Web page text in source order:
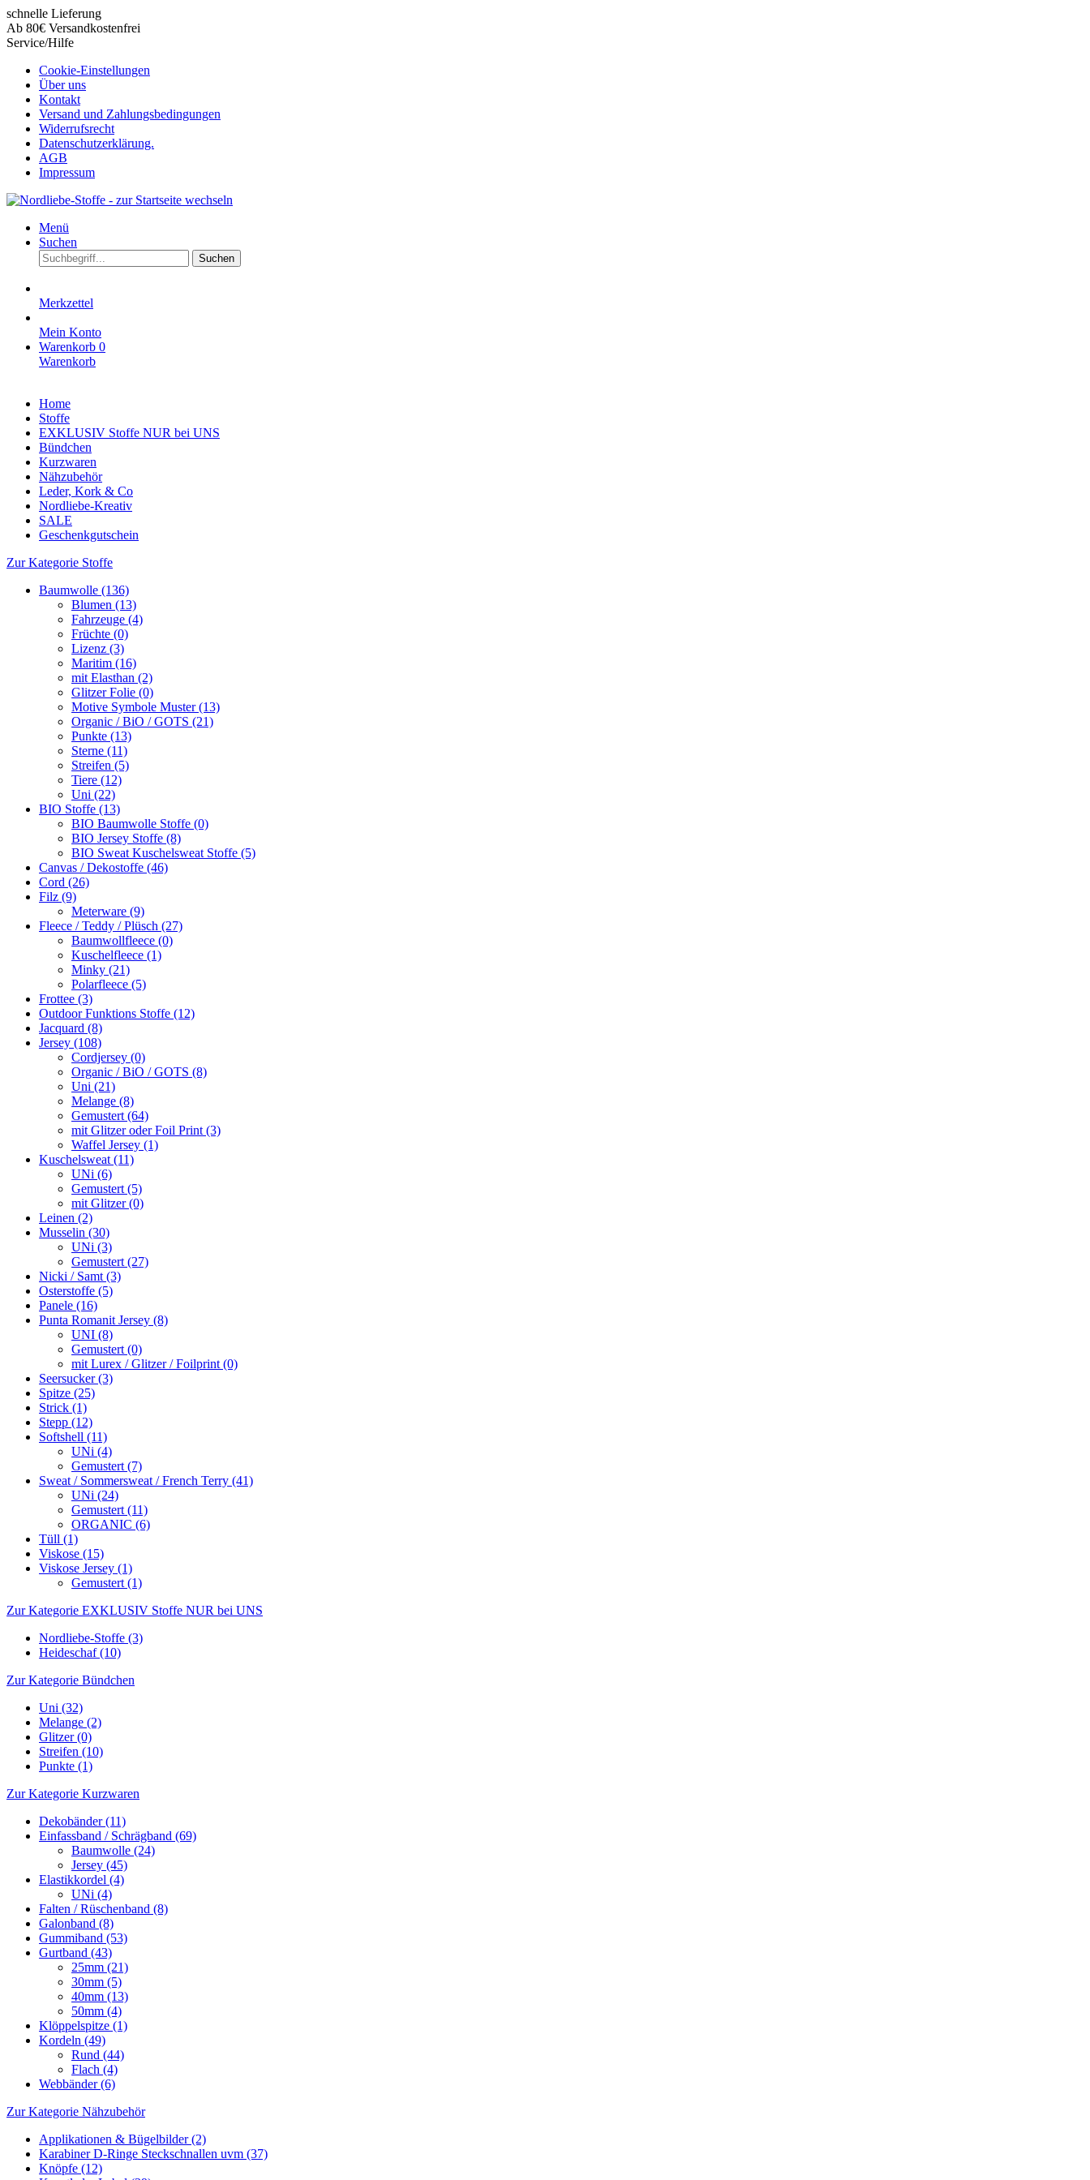
schnelle Lieferung
Ab 80€ Versandkostenfrei
Service/Hilfe
Cookie-Einstellungen
Über uns
Kontakt
Versand und Zahlungsbedingungen
Widerrufsrecht
Datenschutzerklärung.
AGB
Impressum
Menü
Suchen
Suchen
Merkzettel
Mein Konto
Warenkorb 0
Warenkorb
Home
Stoffe
EXKLUSIV Stoffe NUR bei UNS
Bündchen
Kurzwaren
Nähzubehör
Leder, Kork & Co
Nordliebe-Kreativ
SALE
Geschenkgutschein
Zur Kategorie Stoffe
Baumwolle (136)
Blumen (13)
Fahrzeuge (4)
Früchte (0)
Lizenz (3)
Maritim (16)
mit Elasthan (2)
Glitzer Folie (0)
Motive Symbole Muster (13)
Organic / BiO / GOTS (21)
Punkte (13)
Sterne (11)
Streifen (5)
Tiere (12)
Uni (22)
BIO Stoffe (13)
BIO Baumwolle Stoffe (0)
BIO Jersey Stoffe (8)
BIO Sweat Kuschelsweat Stoffe (5)
Canvas / Dekostoffe (46)
Cord (26)
Filz (9)
Meterware (9)
Fleece / Teddy / Plüsch (27)
Baumwollfleece (0)
Kuschelfleece (1)
Minky (21)
Polarfleece (5)
Frottee (3)
Outdoor Funktions Stoffe (12)
Jacquard (8)
Jersey (108)
Cordjersey (0)
Organic / BiO / GOTS (8)
Uni (21)
Melange (8)
Gemustert (64)
mit Glitzer oder Foil Print (3)
Waffel Jersey (1)
Kuschelsweat (11)
UNi (6)
Gemustert (5)
mit Glitzer (0)
Leinen (2)
Musselin (30)
UNi (3)
Gemustert (27)
Nicki / Samt (3)
Osterstoffe (5)
Panele (16)
Punta Romanit Jersey (8)
UNI (8)
Gemustert (0)
mit Lurex / Glitzer / Foilprint (0)
Seersucker (3)
Spitze (25)
Strick (1)
Stepp (12)
Softshell (11)
UNi (4)
Gemustert (7)
Sweat / Sommersweat / French Terry (41)
UNi (24)
Gemustert (11)
ORGANIC (6)
Tüll (1)
Viskose (15)
Viskose Jersey (1)
Gemustert (1)
Zur Kategorie EXKLUSIV Stoffe NUR bei UNS
Nordliebe-Stoffe (3)
Heideschaf (10)
Zur Kategorie Bündchen
Uni (32)
Melange (2)
Glitzer (0)
Streifen (10)
Punkte (1)
Zur Kategorie Kurzwaren
Dekobänder (11)
Einfassband / Schrägband (69)
Baumwolle (24)
Jersey (45)
Elastikkordel (4)
UNi (4)
Falten / Rüschenband (8)
Galonband (8)
Gummiband (53)
Gurtband (43)
25mm (21)
30mm (5)
40mm (13)
50mm (4)
Klöppelspitze (1)
Kordeln (49)
Rund (44)
Flach (4)
Webbänder (6)
Zur Kategorie Nähzubehör
Applikationen & Bügelbilder (2)
Karabiner D-Ringe Steckschnallen uvm (37)
Knöpfe (12)